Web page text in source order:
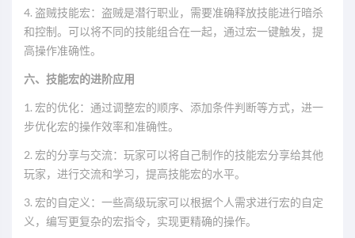
4. 盗贼技能宏：盗贼是潜行职业，需要准确释放技能进行暗杀
和控制。可以将不同的技能组合在一起，通过宏一键触发，提
高操作准确性。
六、技能宏的进阶应用
1. 宏的优化：通过调整宏的顺序、添加条件判断等方式，进一
步优化宏的操作效率和准确性。
2. 宏的分享与交流：玩家可以将自己制作的技能宏分享给其他
玩家，进行交流和学习，提高技能宏的水平。
3. 宏的自定义：一些高级玩家可以根据个人需求进行宏的自定
义，编写更复杂的宏指令，实现更精确的操作。